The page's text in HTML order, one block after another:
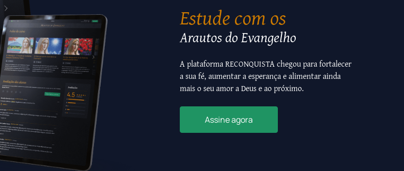
Estude com os
Arautos do Evangelho
A plataforma RECONQUISTA chegou para fortalecer
a sua fé, aumentar a esperança e alimentar ainda
mais o seu amor a Deus e ao próximo.
Assine agora